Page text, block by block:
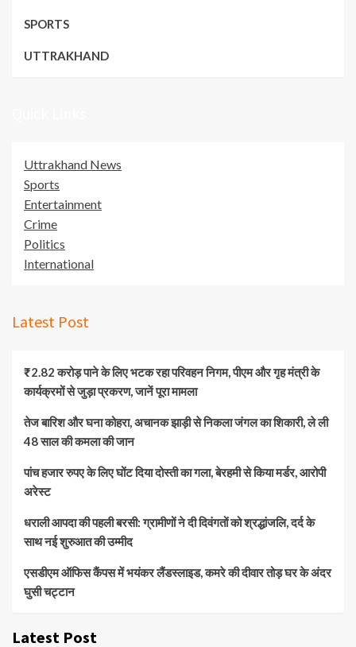
SPORTS
UTTRAKHAND
Uttrakhand News
Sports
Entertainment
Crime
Politics
International
Latest Post
₹2.82 करोड़ पाने के लिए भटक रहा परिवहन निगम, पीएम और गृह मंत्री के
कार्यक्रमों से जुड़ा प्रकरण, जानें पूरा मामला
तेज बारिश और घना कोहरा, अचानक झाड़ी से निकला जंगल का शिकारी, ले ली
48 साल की कमला की जान
पांच हजार रुपए के लिए घोंट दिया दोस्ती का गला, बेरहमी से किया मर्डर, आरोपी
अरेस्ट
धराली आपदा की पहली बरसी: ग्रामीणों ने दी दिवंगतों को श्रद्धांजलि, दर्द के
साथ नई शुरुआत की उम्मीद
एसडीएम ऑफिस कैंपस में भयंकर लैंडस्लाइड, कमरे की दीवार तोड़ घर के अंदर
घुसी चट्टान
Latest Post